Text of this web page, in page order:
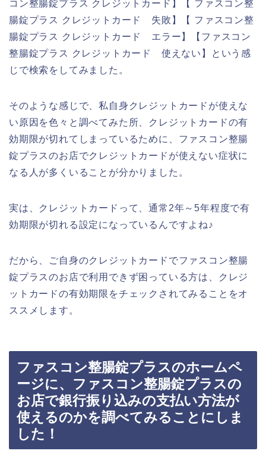
コン整腸錠プラス クレジットカード】【 ファスコン整
腸錠プラス クレジットカード 失敗】【 ファスコン整
腸錠プラス クレジットカード エラー】【ファスコン
整腸錠プラス クレジットカード 使えない】という感
じで検索をしてみました。
そのような感じで、私自身クレジットカードが使えな
い原因を色々と調べてみた所、クレジットカードの有
効期限が切れてしまっているために、ファスコン整腸
錠プラスのお店でクレジットカードが使えない症状に
なる人が多くいることが分かりました。
実は、クレジットカードって、通常2年～5年程度で有
効期限が切れる設定になっているんですよね♪
だから、ご自身のクレジットカードでファスコン整腸
錠プラスのお店で利用できず困っている方は、クレジ
ットカードの有効期限をチェックされてみることをオ
ススメします。
ファスコン整腸錠プラスのホームペ
ージに、ファスコン整腸錠プラスの
お店で銀行振り込みの支払い方法が
使えるのかを調べてみることにしま
した！